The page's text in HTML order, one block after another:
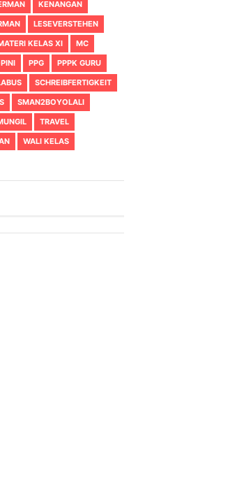
KENANGAN
LESEVERSTEHEN
KELAS XI
MC
PPG
PPPK GURU
SCHREIBFERTIGKEIT
SMAN2BOYOLALI
TRAVEL
WALI KELAS